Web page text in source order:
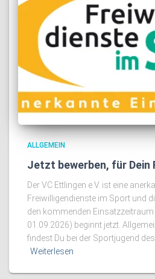
ALLGEMEIN
Jetzt bewerben, für Dein
Der VC Ettlingen e.V. ist eine
Freiwilligendienste im Sport und
den kommenden
01.09.2026) beginnt jetzt.
findest Du bei der Sportjugend
Weiterlesen